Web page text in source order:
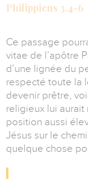
Philippiens 3.4-6
Ce passage
vitae de l’apôtre
d’une lignée du
respecté toute la
devenir prêtre,
religieux lui
position aussi
Jésus sur le
quelque chose